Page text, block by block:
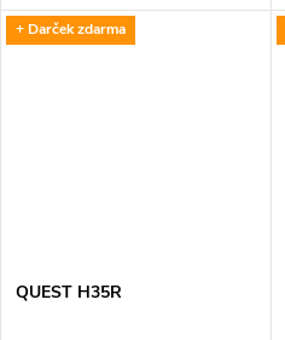
rozlišením 1280 × 1024, NETD
≤ 15 mK a plynulou snímkovou
+ Darček zdarma
QUEST H35R